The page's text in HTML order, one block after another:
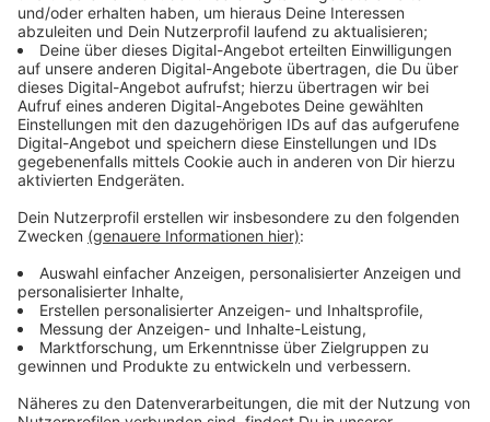
es keine abschließend gesicherten Erkenntnisse.
Zuletzt waren vor allem junge Erwachsene im Alter
von 18 bis 29 Jahren Träger dieser Entwicklung. Heuer:
"Die hohe Mobilität und Kontaktbereitschaft gerade in
dieser Altersgruppe begünstigen nach meiner
Einschätzung aktuell die Übertragung des Virus. Auch
die Situation an den Feiertagen, Weihnachten wie
können aber auch erkennen, dass geeignete
Maßnahmen die Auswirkungen der Pandemie in
Grenzen halten."
Anzeige
428 Omikron-Fälle